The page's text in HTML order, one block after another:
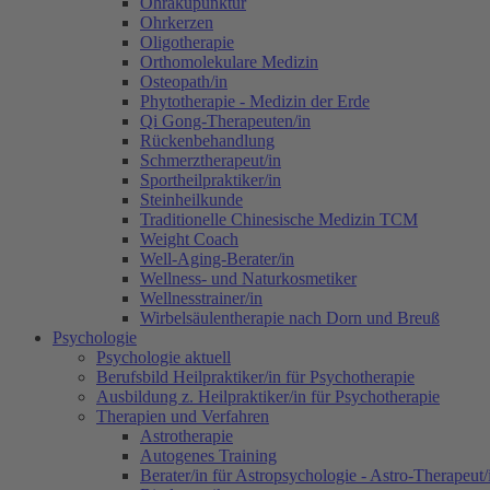
Ohrkerzen
Oligotherapie
Orthomolekulare Medizin
Osteopath/in
Phytotherapie - Medizin der Erde
Qi Gong-Therapeuten/in
Rückenbehandlung
Schmerztherapeut/in
Sportheilpraktiker/in
Steinheilkunde
Traditionelle Chinesische Medizin TCM
Weight Coach
Well-Aging-Berater/in
Wellness- und Naturkosmetiker
Wellnesstrainer/in
Wirbelsäulentherapie nach Dorn und Breuß
Psychologie
Psychologie aktuell
Berufsbild Heilpraktiker/in für Psychotherapie
Ausbildung z. Heilpraktiker/in für Psychotherapie
Therapien und Verfahren
Astrotherapie
Autogenes Training
Berater/in für Astropsychologie - Astro-